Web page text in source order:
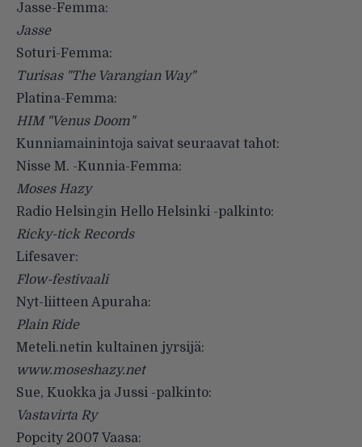
Jasse-Femma:
Jasse
Soturi-Femma:
Turisas "The Varangian Way"
Platina-Femma:
HIM "Venus Doom"
Kunniamainintoja saivat seuraavat tahot:
Nisse M. -Kunnia-Femma:
Moses Hazy
Radio Helsingin Hello Helsinki -palkinto:
Ricky-tick Records
Lifesaver:
Flow-festivaali
Nyt-liitteen Apuraha:
Plain Ride
Meteli.netin kultainen jyrsijä:
www.moseshazy.net
Sue, Kuokka ja Jussi -palkinto:
Vastavirta Ry
Popcity 2007 Vaasa: